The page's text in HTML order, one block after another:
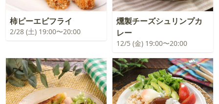
柿ピーエビフライ
2/28 (土) 19:00〜20:00
燻製チーズシュリンプカ
レー
12/5 (金) 19:00〜20:00